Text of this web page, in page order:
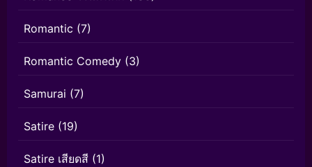
Romantic (7)
Romantic Comedy (3)
Samurai (7)
Satire (19)
Satire เสียดสี (1)